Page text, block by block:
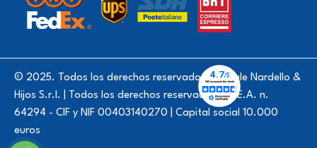
© 2025. Todos los derechos reservados - Natale Nardello &
Hijos S.r.l. | Todos los derechos reservados. | R.E.A. n.
64294 - CIF y NIF 00403140270 | Capital social 10.000
euros